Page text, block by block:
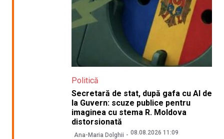
Politică
Secretară de stat, după gafa cu AI de
la Guvern: scuze publice pentru
imaginea cu stema R. Moldova
distorsionată
Ana-Maria Dolghii 08.08.2026 11:09